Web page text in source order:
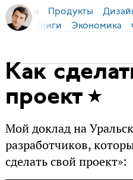
Бирман Продукты
язык Книги Экономика
Как
проект
Мой доклад на
разработчиков,
сделать свой проект»: